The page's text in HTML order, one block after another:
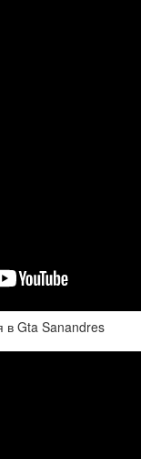
Gta Sanandres